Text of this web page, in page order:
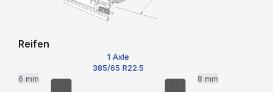
Reifen
1 Axle
385/65 R22.5
6 mm
8 mm